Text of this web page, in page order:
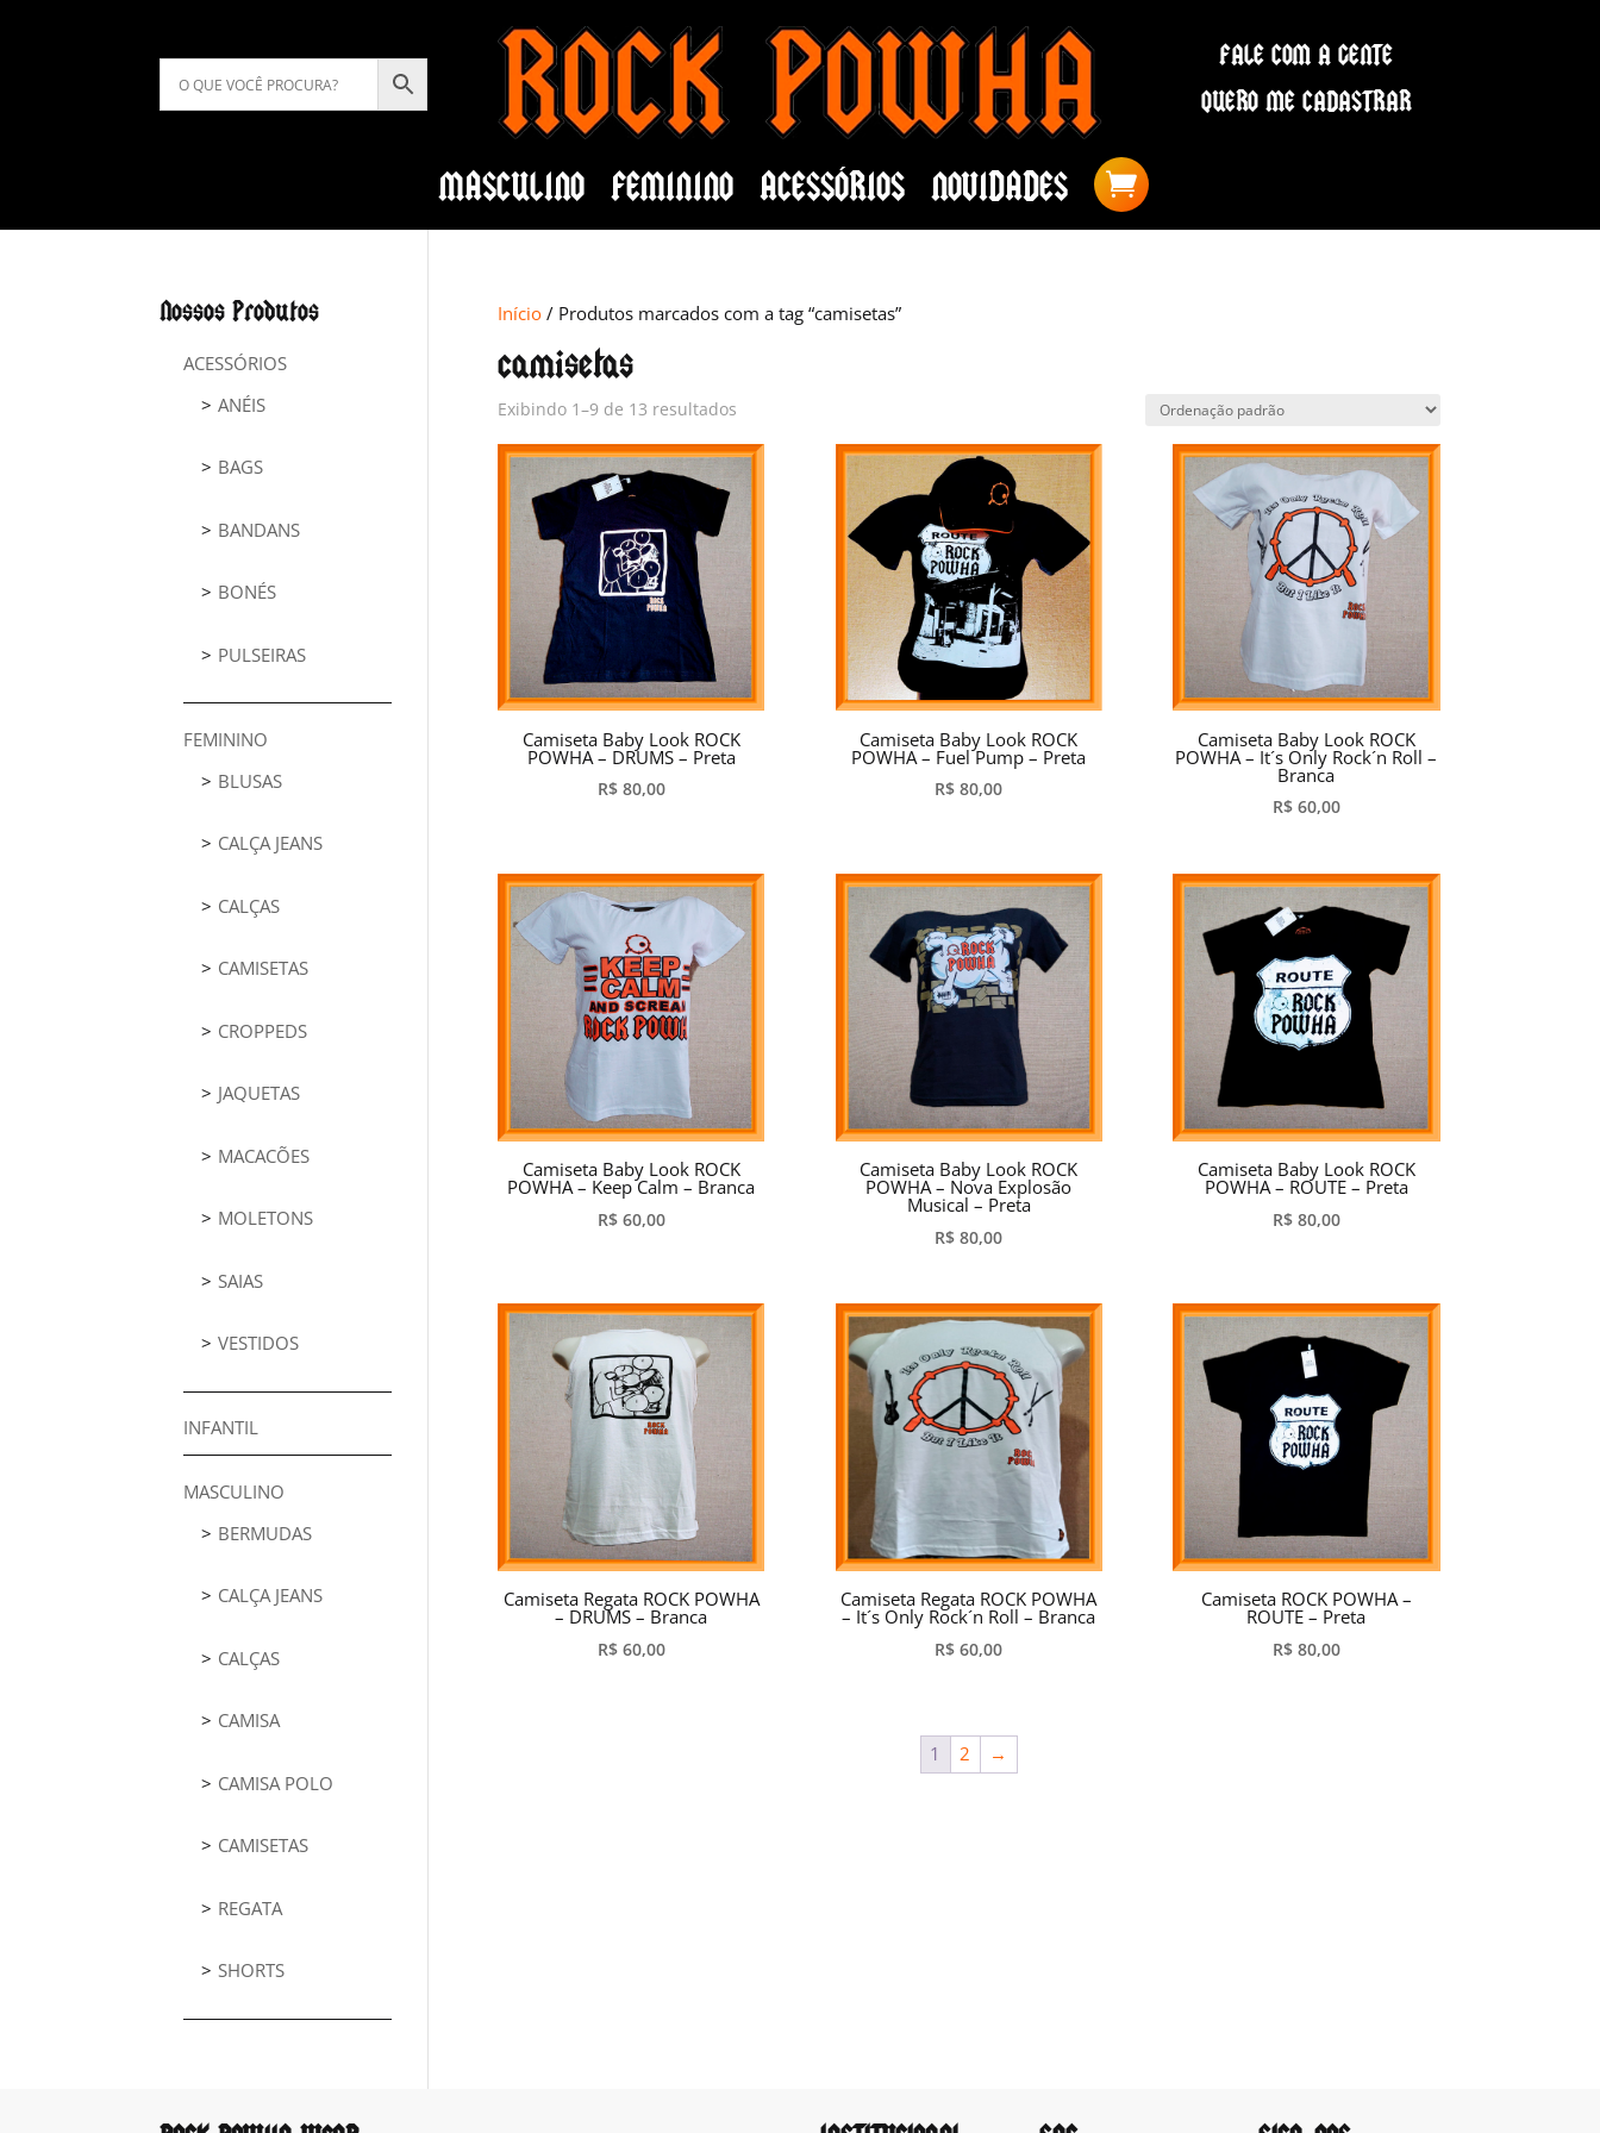
FALE COM A GENTE
QUERO ME CADASTRAR
MASCULINO FEMININO ACESSÓRIOS NOVIDADES
Início/ Produtos marcados com a tag “camisetas”
camisetas
Exibindo 1–9 de 13 resultados
Camiseta Baby Look ROCK
POWHA – DRUMS – Preta
R$80,00
Camiseta Baby Look ROCK
POWHA – Fuel Pump – Preta
R$ 80,00
Camiseta Baby Look ROCK
POWHA – It´s Only Rock´n Roll –
Branca
R$60,00
Camiseta Baby Look ROCK
POWHA – Keep Calm – Branca
R$60,00
Camiseta Baby Look ROCK
POWHA – Nova Explosão
Musical – Preta
R$ 80,00
Camiseta Baby Look ROCK
POWHA – ROUTE – Preta
R$80,00
Camiseta Regata ROCK POWHA
– DRUMS – Branca
R$60,00
Camiseta Regata ROCK POWHA
– It´s Only Rock´n Roll – Branca
R$ 60,00
Camiseta ROCK POWHA –
ROUTE – Preta
R$80,00
1 2 →
Nossos Produtos
ACESSÓRIOS
ANÉIS
BAGS
BANDANS
BONÉS
PULSEIRAS
FEMININO
BLUSAS
CALÇA JEANS
CALÇAS
CAMISETAS
CROPPEDS
JAQUETAS
MACACÕES
MOLETONS
SAIAS
VESTIDOS
INFANTIL
MASCULINO
BERMUDAS
CALÇA JEANS
CALÇAS
CAMISA
CAMISA POLO
CAMISETAS
REGATA
SHORTS